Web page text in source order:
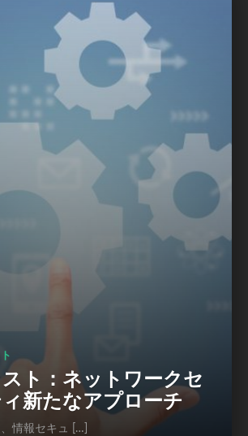
ト：ネットワークセ
新たなアプローチ
情報セキュ […]